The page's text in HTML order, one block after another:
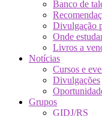
Banco de
Divulgação
Onde
Livros a
Notícias
Cursos e
Divulgações
Grupos
GIDJ/RS